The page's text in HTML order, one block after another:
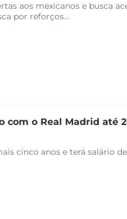
aos mexicanos e busca
por reforços...
o Real Madrid até
cinco anos e terá salário